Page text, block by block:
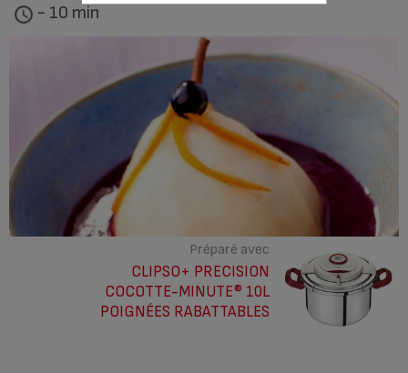
- 10 min
Préparé avec
CLIPSO+ PRECISION
COCOTTE-MINUTE® 10L
POIGNÉES RABATTABLES